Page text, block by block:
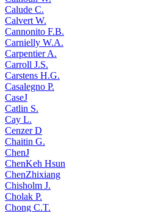
Calude C.
Calvert W.
Cannonito F.B.
Carnielly W.A.
Carpentier A.
Carroll J.S.
Carstens H.G.
Casalegno P.
CaseJ
Catlin S.
Cay L.
Cenzer D
Chaitin G.
ChenJ
ChenKeh Hsun
ChenZhixiang
Chisholm J.
Cholak P.
Chong C.T.